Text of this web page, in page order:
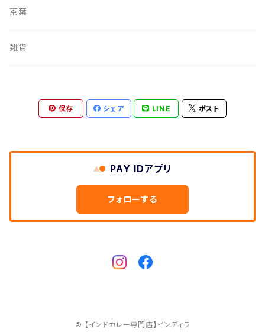
茶葉
雑貨
保存 シェア LINE ポスト
PAY IDアプリ
フォローする
© 【インドカレー専門店】インディラ